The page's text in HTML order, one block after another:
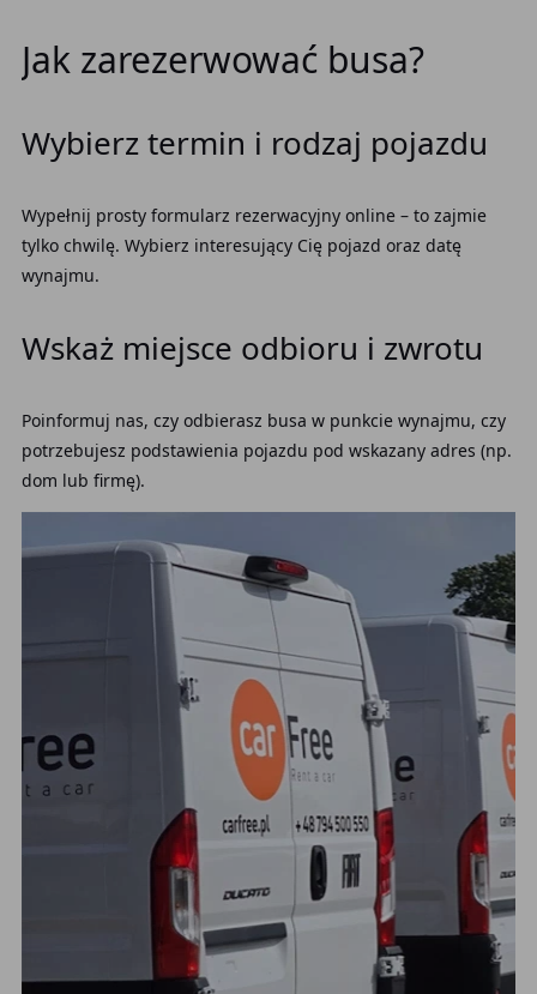
Jak zarezerwować busa?
Wybierz termin i rodzaj pojazdu
Wypełnij prosty formularz rezerwacyjny online – to zajmie
tylko chwilę. Wybierz interesujący Cię pojazd oraz datę
wynajmu.
Wskaż miejsce odbioru i zwrotu
Poinformuj nas, czy odbierasz busa w punkcie wynajmu, czy
potrzebujesz podstawienia pojazdu pod wskazany adres (np.
dom lub firmę).